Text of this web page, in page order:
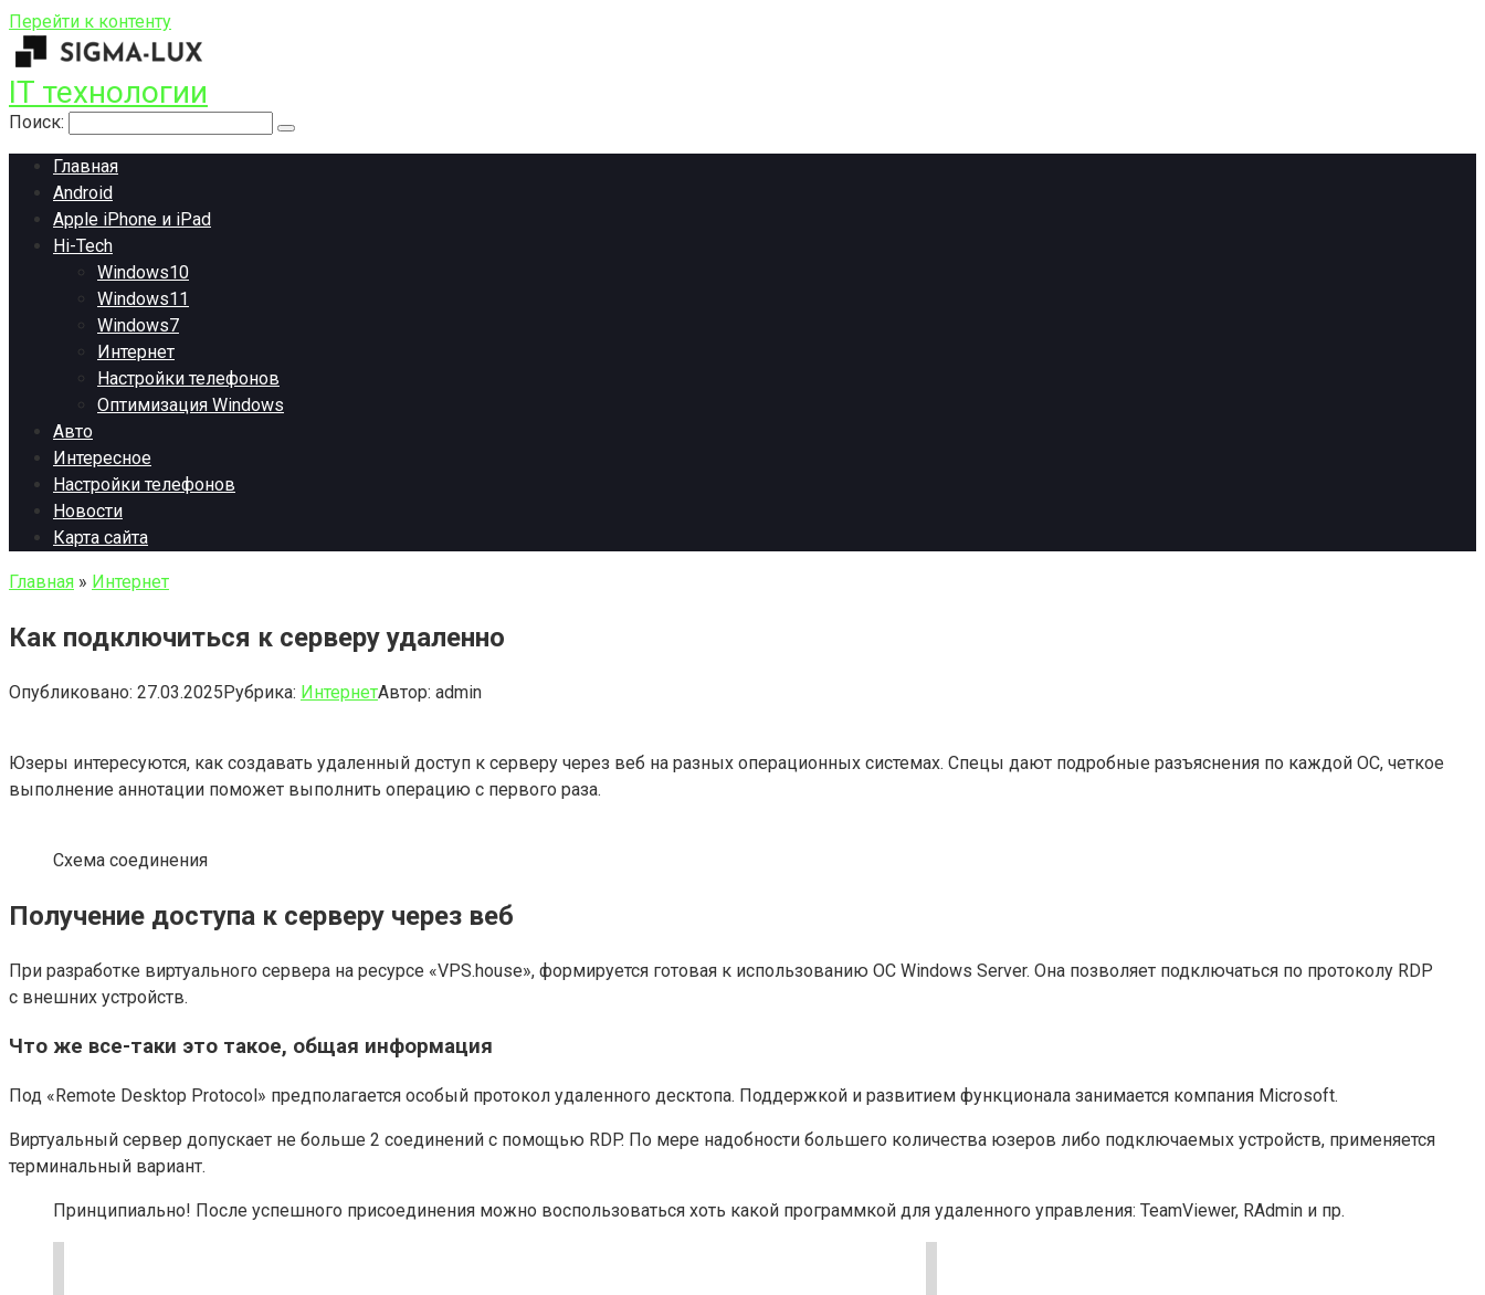
Перейти к контенту
IT технологии
Поиск:
Главная
Android
Apple iPhone и iPad
Hi-Tech
Windows10
Windows11
Windows7
Интернет
Настройки телефонов
Оптимизация Windows
Авто
Интересное
Настройки телефонов
Новости
Карта сайта
Главная » Интернет
Как подключиться к серверу удаленно
Опубликовано: 27.03.2025Рубрика: ИнтернетАвтор: admin
Юзеры интересуются, как создавать удаленный доступ к серверу через веб на разных операционных системах. Спецы дают подробные разъяснения по каждой ОС, четкое
выполнение аннотации поможет выполнить операцию с первого раза.
Схема соединения
Получение доступа к серверу через веб
При разработке виртуального сервера на ресурсе «VPS.house», формируется готовая к использованию ОС Windows Server. Она позволяет подключаться по протоколу RDP
с внешних устройств.
Что же все-таки это такое, общая информация
Под «Remote Desktop Protocol» предполагается особый протокол удаленного десктопа. Поддержкой и развитием функционала занимается компания Microsoft.
Виртуальный сервер допускает не больше 2 соединений с помощью RDP. По мере надобности большего количества юзеров либо подключаемых устройств, применяется
терминальный вариант.
Принципиально! После успешного присоединения можно воспользоваться хоть какой программкой для удаленного управления: TeamViewer, RAdmin и пр.